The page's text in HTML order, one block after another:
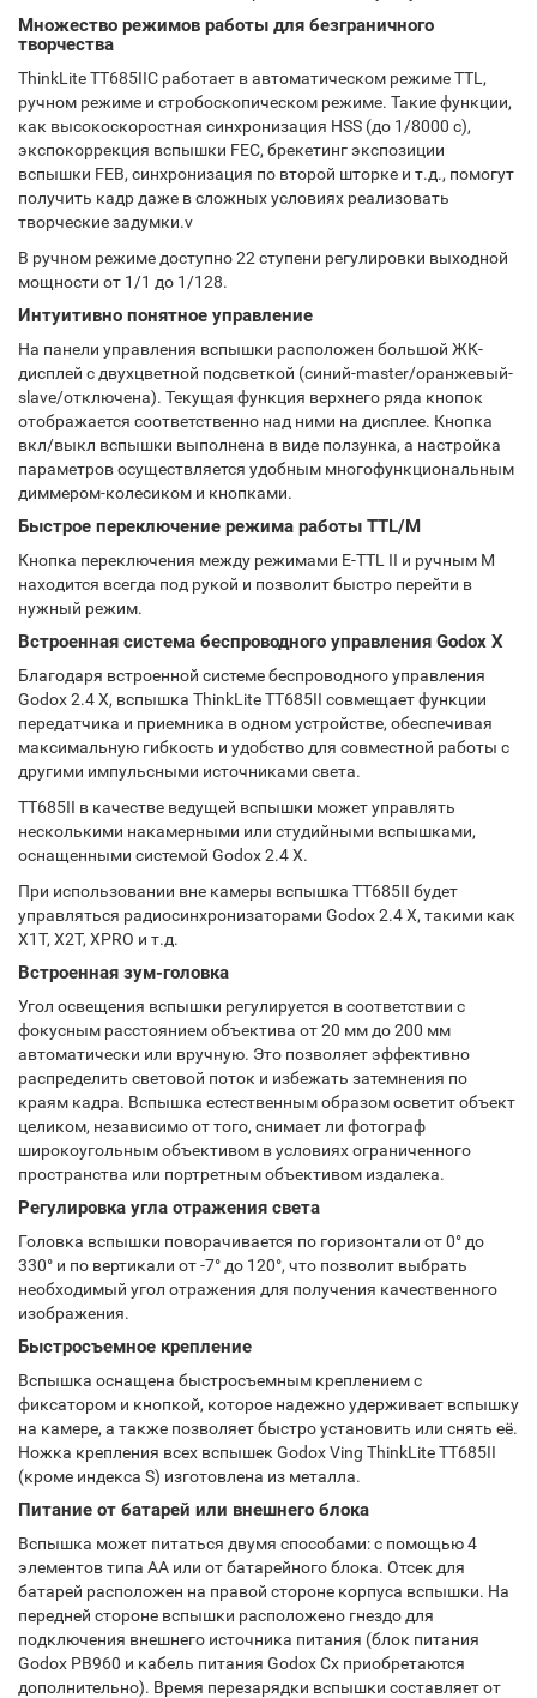
Множество режимов работы для безграничного
творчества
ThinkLite TT685IIC работает в автоматическом режиме TTL,
ручном режиме и стробоскопическом режиме. Такие функции,
как высокоскоростная синхронизация HSS (до 1/8000 с),
экспокоррекция вспышки FEC, брекетинг экспозиции
вспышки FEB, синхронизация по второй шторке и т.д., помогут
получить кадр даже в сложных условиях реализовать
творческие задумки.v
В ручном режиме доступно 22 ступени регулировки выходной
мощности от 1/1 до 1/128.
Интуитивно понятное управление
На панели управления вспышки расположен большой ЖК-
дисплей с двухцветной подсветкой (синий-master/оранжевый-
slave/отключена). Текущая функция верхнего ряда кнопок
отображается соответственно над ними на дисплее. Кнопка
вкл/выкл вспышки выполнена в виде ползунка, а настройка
параметров осуществляется удобным многофункциональным
диммером-колесиком и кнопками.
Быстрое переключение режима работы TTL/M
Кнопка переключения между режимами Е-TTL II и ручным M
находится всегда под рукой и позволит быстро перейти в
нужный режим.
Встроенная система беспроводного управления Godox X
Благодаря встроенной системе беспроводного управления
Godox 2.4 X, вспышка ThinkLite TT685II совмещает функции
передатчика и приемника в одном устройстве, обеспечивая
максимальную гибкость и удобство для совместной работы с
другими импульсными источниками света.
TT685II в качестве ведущей вспышки может управлять
несколькими накамерными или студийными вспышками,
оснащенными системой Godox 2.4 X.
При использовании вне камеры вспышка TT685II будет
управляться радиосинхронизаторами Godox 2.4 X, такими как
X1T, X2T, XPRO и т.д.
Встроенная зум-головка
Угол освещения вспышки регулируется в соответствии с
фокусным расстоянием объектива от 20 мм до 200 мм
автоматически или вручную. Это позволяет эффективно
распределить световой поток и избежать затемнения по
краям кадра. Вспышка естественным образом осветит объект
целиком, независимо от того, снимает ли фотограф
широкоугольным объективом в условиях ограниченного
пространства или портретным объективом издалека.
Регулировка угла отражения света
Головка вспышки поворачивается по горизонтали от 0° до
330° и по вертикали от -7° до 120°, что позволит выбрать
необходимый угол отражения для получения качественного
изображения.
Быстросъемное крепление
Вспышка оснащена быстросъемным креплением с
фиксатором и кнопкой, которое надежно удерживает вспышку
на камере, а также позволяет быстро установить или снять её.
Ножка крепления всех вспышек Godox Ving ThinkLite TT685II
(кроме индекса S) изготовлена из металла.
Питание от батарей или внешнего блока
Вспышка может питаться двумя способами: с помощью 4
элементов типа АА или от батарейного блока. Отсек для
батарей расположен на правой стороне корпуса вспышки. На
передней стороне вспышки расположено гнездо для
подключения внешнего источника питания (блок питания
Godox PB960 и кабель питания Godox Cx приобретаются
дополнительно). Время перезарядки вспышки составляет от